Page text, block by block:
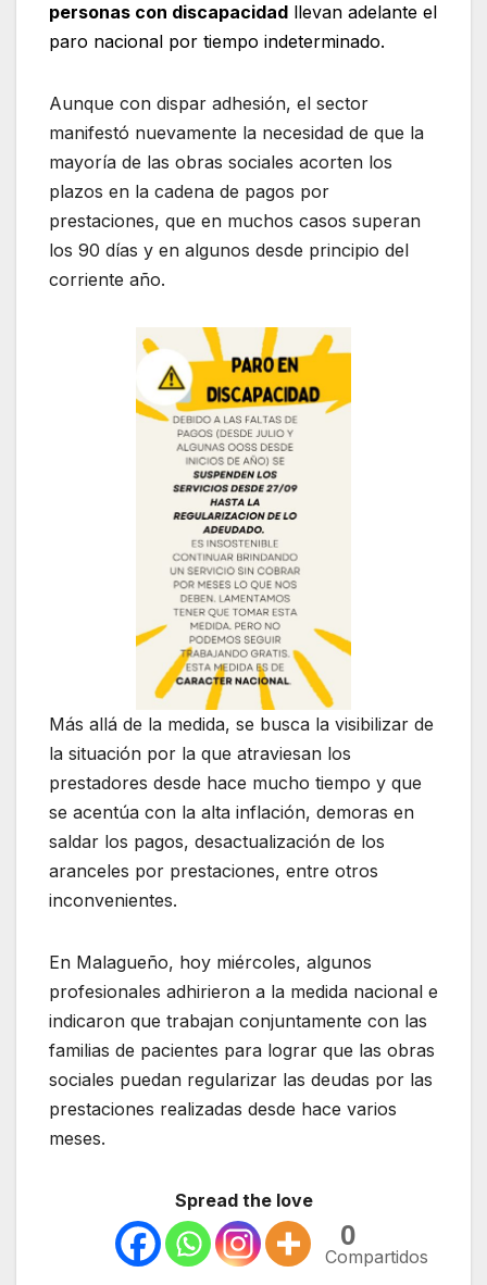
personas con discapacidad llevan adelante el
paro nacional por tiempo indeterminado.
Aunque con dispar adhesión, el sector
manifestó nuevamente la necesidad de que la
mayoría de las obras sociales acorten los
plazos en la cadena de pagos por
prestaciones, que en muchos casos superan
los 90 días y en algunos desde principio del
corriente año.
Más allá de la medida, se busca la visibilizar de
la situación por la que atraviesan los
prestadores desde hace mucho tiempo y que
se acentúa con la alta inflación, demoras en
saldar los pagos, desactualización de los
aranceles por prestaciones, entre otros
inconvenientes.
En Malagueño, hoy miércoles, algunos
profesionales adhirieron a la medida nacional e
indicaron que trabajan conjuntamente con las
familias de pacientes para lograr que las obras
sociales puedan regularizar las deudas por las
prestaciones realizadas desde hace varios
meses.
Spread the love
0
Compartidos